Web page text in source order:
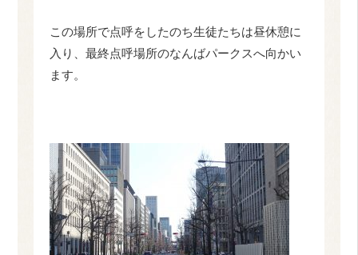
この場所で点呼をしたのち生徒たちは昼休憩に
入り、最終点呼場所のなんばパークスへ向かい
ます。